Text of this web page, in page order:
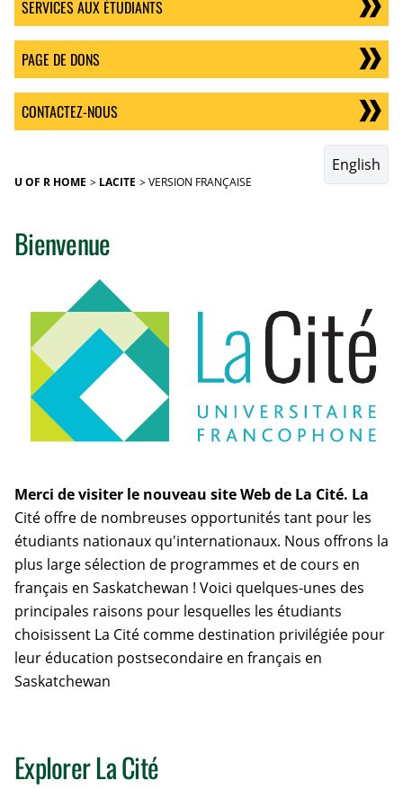
SERVICES AUX ÉTUDIANTS
PAGE DE DONS
CONTACTEZ-NOUS
English
U OF R HOME LACITE VERSION FRANÇAISE
Bienvenue
Merci de visiter le nouveau site Web de La Cité. La
Cité offre de nombreuses opportunités tant pour les
étudiants nationaux qu'internationaux. Nous offrons la
plus large sélection de programmes et de cours en
français en Saskatchewan ! Voici quelques-unes des
principales raisons pour lesquelles les étudiants
choisissent La Cité comme destination privilégiée pour
leur éducation postsecondaire en français en
Saskatchewan
Explorer La Cité